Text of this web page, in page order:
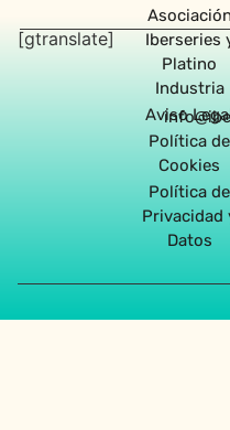
[gtranslate]
Asociación
Iberseries
Platino
Industria
Aviso
Política de
Cookies
Política de
Privacidad
Datos